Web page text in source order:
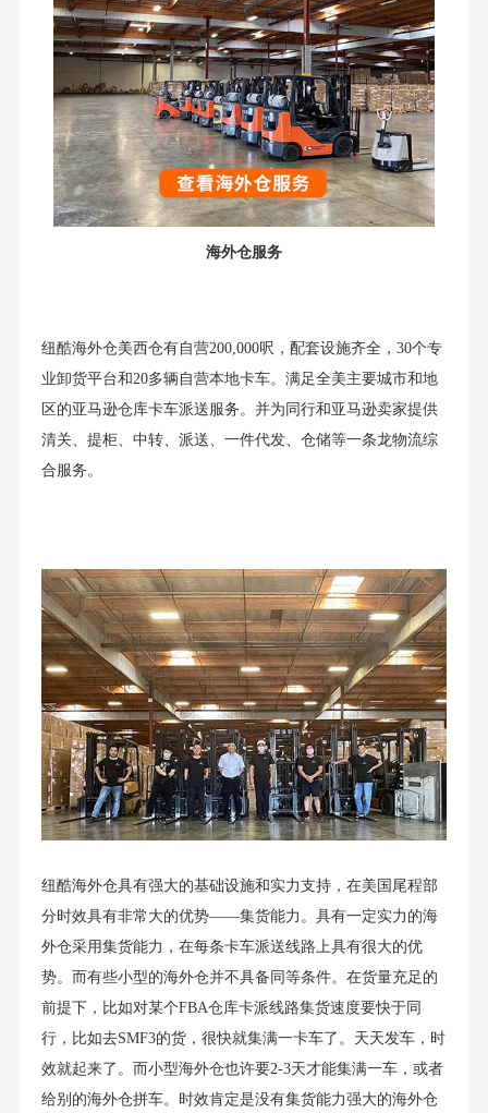
海外仓服务
纽酷海外仓美西仓有自营200,000呎，配套设施齐全，30个专
业卸货平台和20多辆自营本地卡车。满足全美主要城市和地
区的亚马逊仓库卡车派送服务。并为同行和亚马逊卖家提供
清关、提柜、中转、派送、一件代发、仓储等一条龙物流综
合服务。
纽酷海外仓具有强大的基础设施和实力支持，在美国尾程部
分时效具有非常大的优势——集货能力。具有一定实力的海
外仓采用集货能力，在每条卡车派送线路上具有很大的优
势。而有些小型的海外仓并不具备同等条件。在货量充足的
前提下，比如对某个FBA仓库卡派线路集货速度要快于同
行，比如去SMF3的货，很快就集满一卡车了。天天发车，时
效就起来了。而小型海外仓也许要2-3天才能集满一车，或者
给别的海外仓拼车。时效肯定是没有集货能力强大的海外仓